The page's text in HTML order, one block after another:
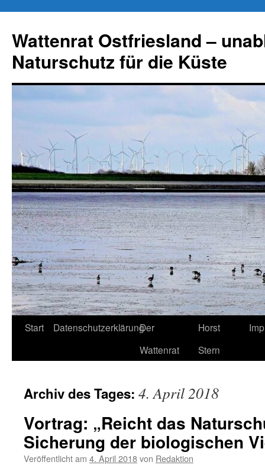
springen
Wattenrat Ostfriesland –
Naturschutz für die Küste
Start DatenschutzerklärungDer
Wattenrat
Horst
Stern
Archiv des Tages: 4. April 2018
Vortrag: „Reicht das
Sicherung der biologischen
Veröffentlicht am 4. April 2018von Redaktion